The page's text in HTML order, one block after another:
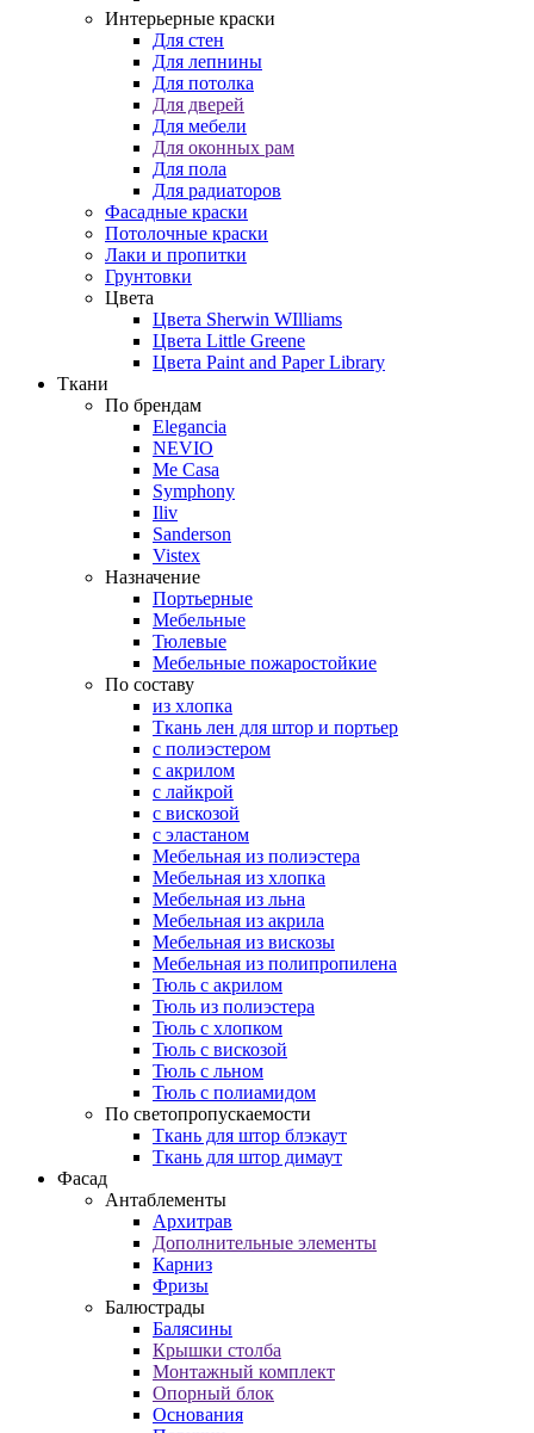
Интерьерные краски
Для стен
Для лепнины
Для потолка
Для дверей
Для мебели
Для оконных рам
Для пола
Для радиаторов
Фасадные краски
Потолочные краски
Лаки и пропитки
Грунтовки
Цвета
Цвета Sherwin WIlliams
Цвета Little Greene
Цвета Paint and Paper Library
Ткани
По брендам
Elegancia
NEVIO
Me Casa
Symphony
Iliv
Sanderson
Vistex
Назначение
Портьерные
Мебельные
Тюлевые
Мебельные пожаростойкие
По составу
из хлопка
Ткань лен для штор и портьер
с полиэстером
с акрилом
с лайкрой
с вискозой
с эластаном
Мебельная из полиэстера
Мебельная из хлопка
Мебельная из льна
Мебельная из акрила
Мебельная из вискозы
Мебельная из полипропилена
Тюль с акрилом
Тюль из полиэстера
Тюль с хлопком
Тюль с вискозой
Тюль с льном
Тюль с полиамидом
По светопропускаемости
Ткань для штор блэкаут
Ткань для штор димаут
Фасад
Антаблементы
Архитрав
Дополнительные элементы
Карниз
Фризы
Балюстрады
Балясины
Крышки столба
Монтажный комплект
Опорный блок
Основания